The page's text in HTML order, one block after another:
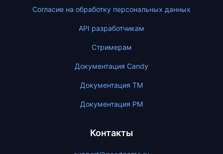
Согласие на обработку персональных данных
API разработчикам
Стримерам
Документация Candy
Документация ТМ
Документация PM
Контакты